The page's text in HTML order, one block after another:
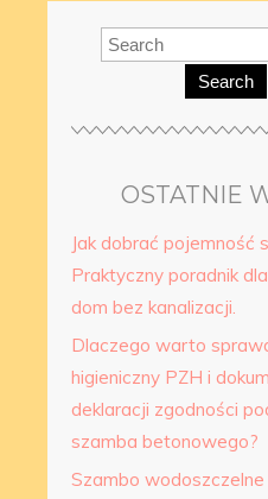
Search
OSTATNIE
Jak dobrać pojemność
Praktyczny poradnik
dom bez kanalizacji.
Dlaczego warto
higieniczny PZH i
deklaracji zgodności
szamba betonowego?
Szambo wodoszczelne